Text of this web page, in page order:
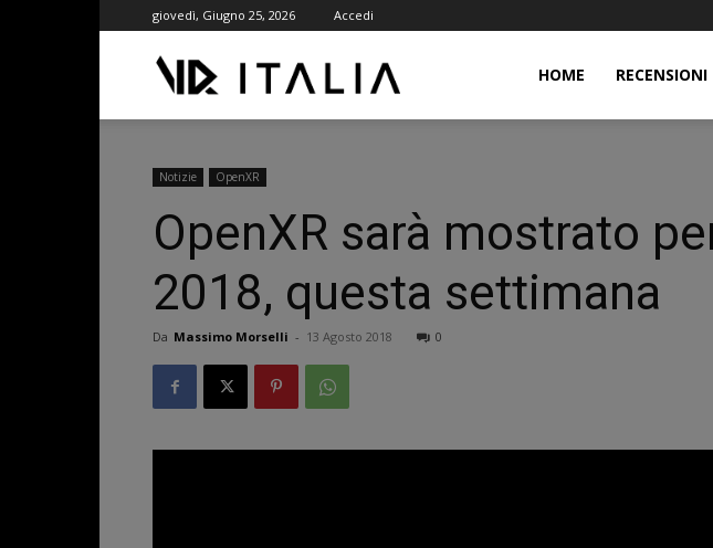
giovedì, Giugno 25, 2026 Accedi
HOME RECENSIONI
Notizie OpenXR
OpenXR sarà mostrato
2018, questa settimana
Da Massimo Morselli - 13 Agosto 2018 0